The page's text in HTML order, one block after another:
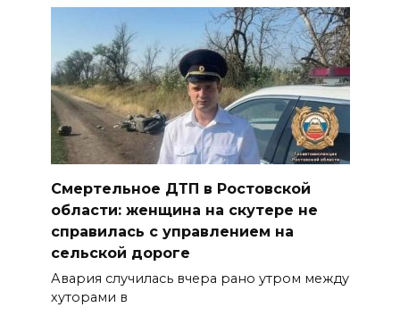
Смертельное ДТП в Ростовской
области: женщина на скутере не
справилась с управлением на
сельской дороге
Авария случилась вчера рано утром между
хуторами в